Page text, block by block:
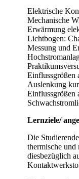
Elektrische
Mechanische
Erwärmung
Lichtbogen:
Messung und
Einflussgrößen
Auslenkung
Einflussgrößen
Lernziele/
Die
thermische und
diesbezüglich